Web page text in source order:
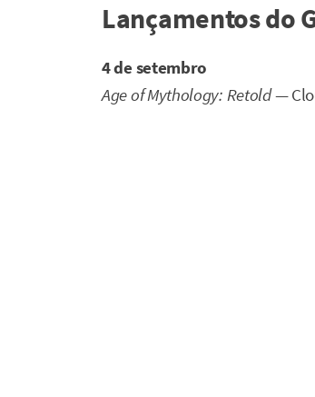
Lançamentos do
4 de setembro
Age of Mythology: Retold—